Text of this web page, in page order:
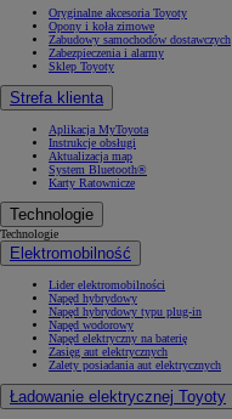
Oryginalne akcesoria Toyoty
Opony i koła zimowe
Zabudowy samochodów dostawczych
Zabezpieczenia i alarmy
Sklep Toyoty
Strefa klienta
Aplikacja MyToyota
Instrukcje obsługi
Aktualizacja map
System Bluetooth®
Karty Ratownicze
Technologie
Technologie
Elektromobilność
Lider elektromobilności
Napęd hybrydowy
Napęd hybrydowy typu plug-in
Napęd wodorowy
Napęd elektryczny na baterię
Zasięg aut elektrycznych
Zalety posiadania aut elektrycznych
Ładowanie elektrycznej Toyoty